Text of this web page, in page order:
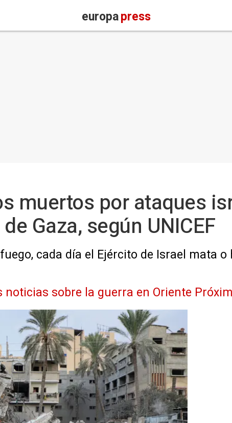
europapress
muertos por ataques
Gaza, según UNICEF
cada día el Ejército de Israel mata
sobre la guerra en Oriente